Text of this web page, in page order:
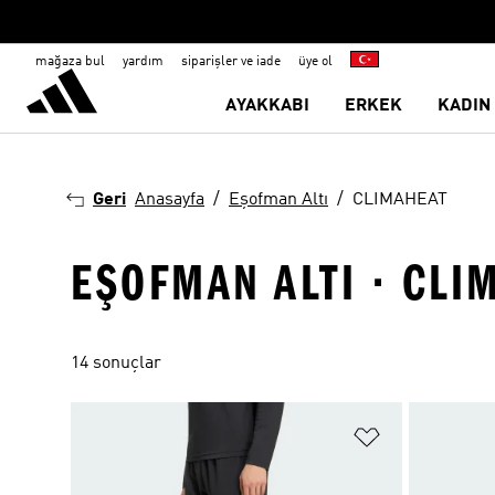
mağaza bul yardım siparişler ve iade üye ol
AYAKKABI ERKEK KADIN
Geri Anasayfa Eşofman Altı CLIMAHEAT
EŞOFMAN ALTI ·
14 sonuçlar
Favori